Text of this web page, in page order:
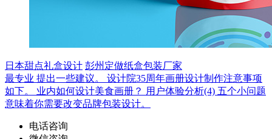
日本甜点礼盒设计 彭州定做纸盒包装厂家
最专业 提出一些建议。 设计院35周年画册设计制作注意事项
如下。 业内如何设计美食画册？ 用户体验分析(4) 五个小问题
意味着你需要改变品牌包装设计。
电话咨询